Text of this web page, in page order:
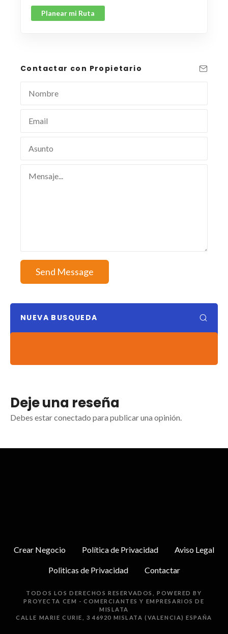
Planear mi Ruta
Contactar con Propietario
Send Message
NUEVA BUSQUEDA
Deje una reseña
Debes estar conectado para publicar una opinión.
Crear Negocio Política de Privacidad Aviso Legal
Politicas de Privacidad Contactar
TODOS LOS DERECHOS RESERVADOS, POWERED BY
PROYECTA CEM - COMERCIANTES Y EMPRESARIOS DE
MISLATA
CALLE MARIE CURIE, 3 46920 MISLATA (VALENCIA) ESPAÑA